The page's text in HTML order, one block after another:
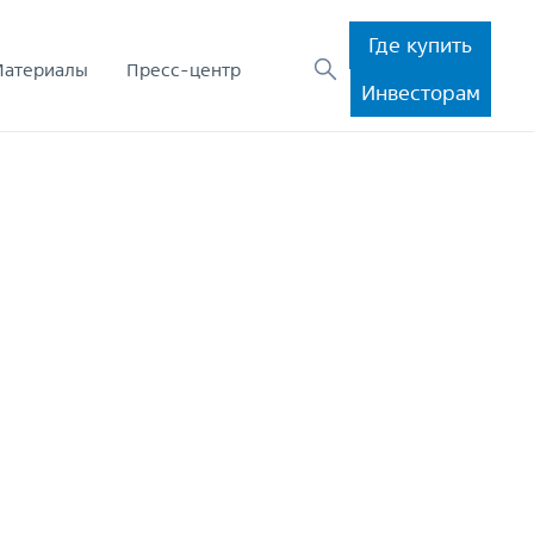
Пресс-центр
Где купить
Инвесторам